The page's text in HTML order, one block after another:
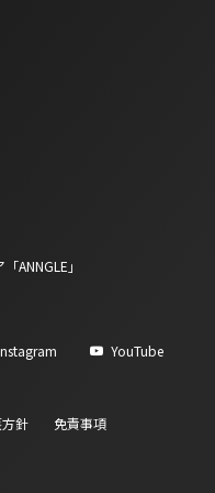
YouTube
針 免責事項